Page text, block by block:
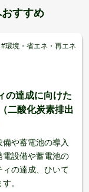
すすめ
環境・省エネ・再エネ
の達成に向けた
二酸化炭素排出
や蓄電池の導入
電設備や蓄電池の
の達成、ひいて
。